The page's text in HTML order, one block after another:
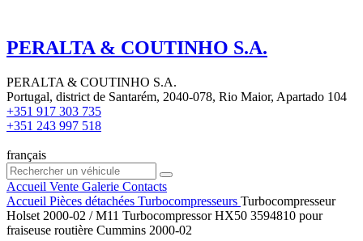
PERALTA & COUTINHO S.A.
PERALTA & COUTINHO S.A.
Portugal, district de Santarém, 2040-078, Rio Maior, Apartado 104
+351 917 303 735
+351 243 997 518
français
Accueil Vente Galerie Contacts
Accueil Pièces détachées Turbocompresseurs Turbocompresseur
Holset 2000-02 / M11 Turbocompressor HX50 3594810 pour
fraiseuse routière Cummins 2000-02